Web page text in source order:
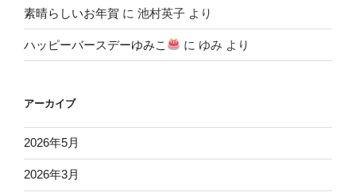
素晴らしいお年賀 に 池村英子 より
ハッピーバースデーゆみこ に ゆみ より
アーカイブ
2026年5月
2026年3月